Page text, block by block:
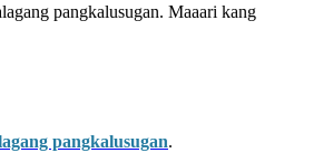
pangkalusugan. Maaari kang
pangkalusugan.